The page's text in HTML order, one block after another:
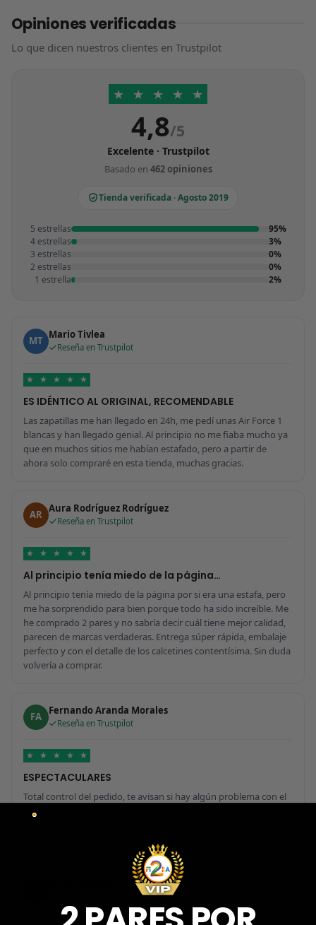
Opiniones verificadas
Lo que dicen nuestros clientes en Trustpilot
★ ★ ★ ★ ★
4,8/5
Excelente · Trustpilot
Basado en 462 opiniones
Tienda verificada · Agosto 2019
5 estrellas
95%
4 estrellas
3%
3 estrellas
0%
2 estrellas
0%
1 estrella
2%
MT Mario Tivlea
Reseña en Trustpilot
★ ★ ★ ★ ★
ES IDÉNTICO AL ORIGINAL, RECOMENDABLE
Las zapatillas me han llegado en 24h, me pedí unas Air Force 1
blancas y han llegado genial. Al principio no me fiaba mucho ya
que en muchos sitios me habían estafado, pero a partir de
ahora solo compraré en esta tienda, muchas gracias.
AR Aura Rodríguez Rodríguez
Reseña en Trustpilot
★ ★ ★ ★ ★
Al principio tenía miedo de la página…
Al principio tenía miedo de la página por si era una estafa, pero
me ha sorprendido para bien porque todo ha sido increíble. Me
he comprado 2 pares y no sabría decir cuál tiene mejor calidad,
parecen de marcas verdaderas. Entrega súper rápida, embalaje
perfecto y con el detalle de los calcetines contentísima. Sin duda
volvería a comprar.
FA Fernando Aranda Morales
Reseña en Trustpilot
★ ★ ★ ★ ★
ESPECTACULARES
Total control del pedido, te avisan si hay algún problema con el
modelo elegido, empaquetado perfecto con caja original y